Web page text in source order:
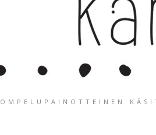
OMPELUPAINOTTEINEN